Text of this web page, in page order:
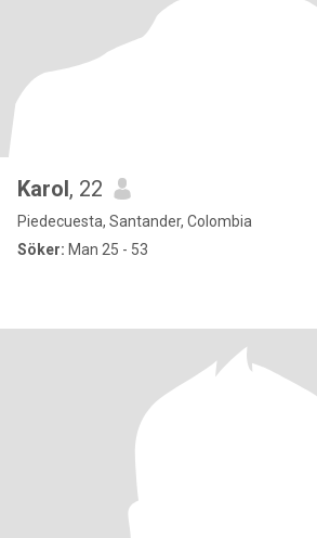
Karol, 22
Piedecuesta, Santander, Colombia
Söker: Man 25 - 53